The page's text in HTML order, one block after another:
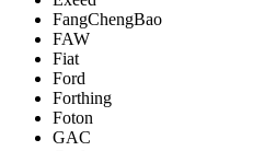
FangChengBao
FAW
Fiat
Ford
Forthing
Foton
GAC